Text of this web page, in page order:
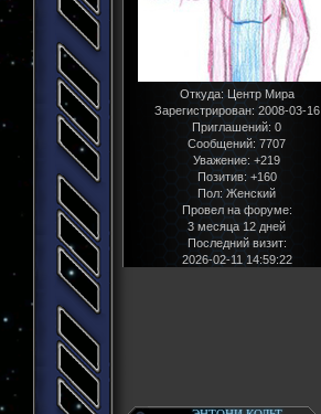
Откуда:Центр Мира
Зарегистрирован: 2008-03-16
Приглашений: 0
Сообщений: 7707
Уважение: +219
Позитив: +160
Пол:Женский
Провел на форуме:
3 месяца 12 дней
Последний визит:
2026-02-11 14:59:22